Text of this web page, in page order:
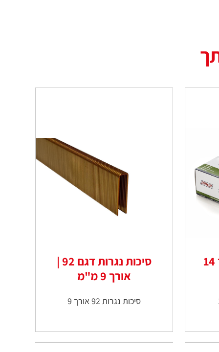
סיכות דגם 80 אורך 14
סיכות נגרות דגם 92 |
אורך 9 מ"מ
סיכות נגרות 92 אורך 9